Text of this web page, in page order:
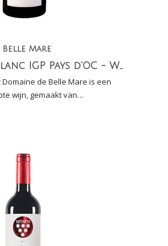
Belle Mare
Le Rivage Blanc IGP Pays d'OC - Witte wijn
Domaine de Belle Mare is een
wijn, gemaakt van
en Roussanne; 6 maanden